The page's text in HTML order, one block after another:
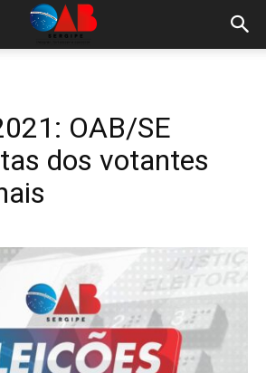
OAB/SE
dos votantes